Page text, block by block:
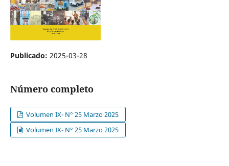
Publicado: 2025-03-28
Número completo
Volumen IX- N° 25 Marzo 2025
Volumen IX- N° 25 Marzo 2025